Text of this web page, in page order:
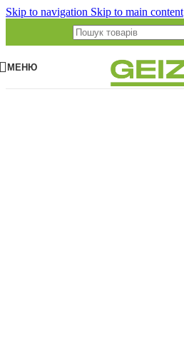
Skip to navigation Skip to main content
МЕНЮ